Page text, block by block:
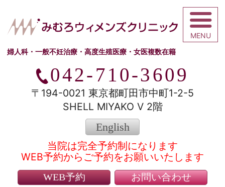
みむろウィメ
婦人科・一般不妊治療・高度生殖医療・女医複数在籍
042-710-3609
〒194-0021 東京都町田市中町1-2-5
SHELL MIYAKO V 2階
English
当院は完全予約制になります
WEB予約からご予約をお願いいたします
WEB予約 お問い合わせ